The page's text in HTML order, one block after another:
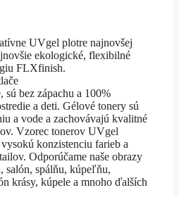
UVgel plotre najnovšej
ekologické, flexibilné
FLXfinish.
sú bez zápachu a 100%
a deti. Gélové tonery sú
a vode a zachovávajú kvalitné
Vzorec tonerov UVgel
konzistenciu farieb a
Odporúčame naše obrazy
salón, spálňu, kúpeľňu,
krásy, kúpele a mnoho ďalších